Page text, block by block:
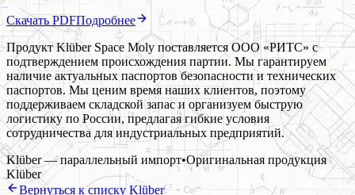
Скачать PDFПодробнее
Продукт Klüber Space Moly поставляется ООО «РИТС» с
подтверждением происхождения партии. Мы гарантируем
наличие актуальных паспортов безопасности и технических
паспортов. Мы ценим время наших клиентов, поэтому
поддерживаем складской запас и организуем быструю
логистику по России, предлагая гибкие условия
сотрудничества для индустриальных предприятий.
Klüber — параллельный импорт•Оригинальная продукция
Klüber
Вернуться к списку Klüber